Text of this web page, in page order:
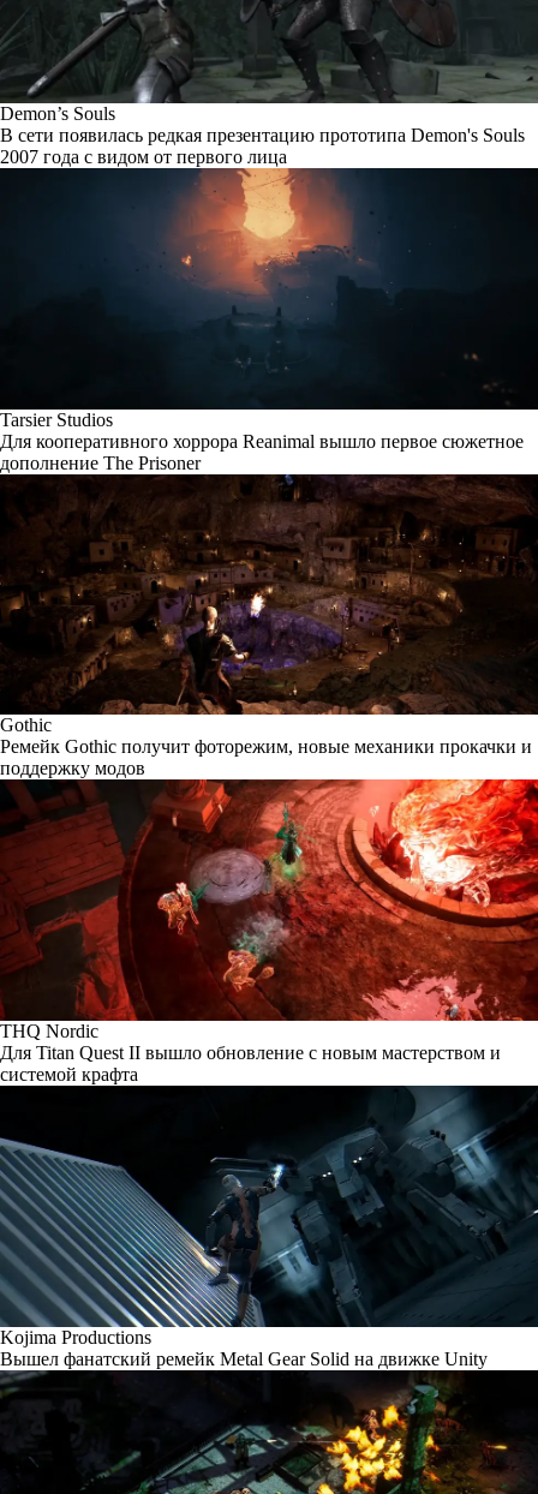
Demon’s Souls
В сети появилась редкая презентацию прототипа Demon's Souls
2007 года с видом от первого лица
Tarsier Studios
Для кооперативного хоррора Reanimal вышло первое сюжетное
дополнение The Prisoner
Gothic
Ремейк Gothic получит фоторежим, новые механики прокачки и
поддержку модов
THQ Nordic
Для Titan Quest II вышло обновление с новым мастерством и
системой крафта
Kojima Productions
Вышел фанатский ремейк Metal Gear Solid на движке Unity